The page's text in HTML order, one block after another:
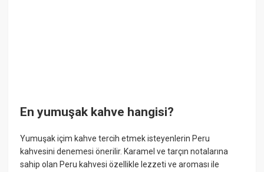
En yumuşak kahve hangisi?
Yumuşak içim kahve tercih etmek isteyenlerin Peru
kahvesini denemesi önerilir. Karamel ve tarçın notalarına
sahip olan Peru kahvesi özellikle lezzeti ve aroması ile